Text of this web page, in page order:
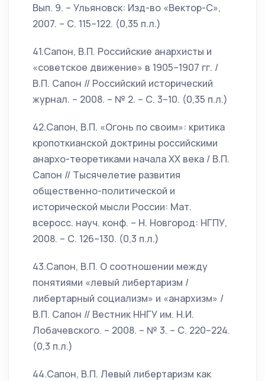
Вып. 9. – Ульяновск: Изд-во «Вектор-С»,
2007. – С. 115–122. (0,35 п.л.)
41.Сапон, В.П. Российские анархисты и
«советское движение» в 1905–1907 гг. /
В.П. Сапон // Российский исторический
журнал. – 2008. – № 2. – С. 3–10. (0,35 п.л.)
42.Сапон, В.П. «Огонь по своим»: критика
кропоткианской доктрины российскими
анархо-теоретиками начала ХХ века / В.П.
Сапон // Тысячелетие развития
общественно-политической и
исторической мысли России: Мат.
всеросс. науч. конф. – Н. Новгород: НГПУ,
2008. – С. 126–130. (0,3 п.л.)
43.Сапон, В.П. О соотношении между
понятиями «левый либертаризм /
либертарный социализм» и «анархизм» /
В.П. Сапон // Вестник ННГУ им. Н.И.
Лобачевского. – 2008. – № 3. – С. 220–224.
(0,3 п.л.)
44.Сапон, В.П. Левый либертаризм как